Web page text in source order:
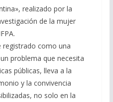
realizado por la
de la mujer
registrado como una
problema que necesita
públicas, lleva a la
y la convivencia
no solo en la